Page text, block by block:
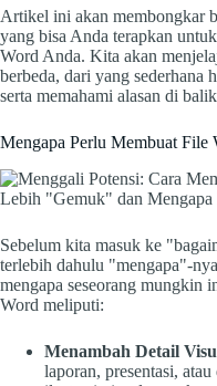
Artikel ini akan membongkar
yang bisa Anda terapkan
Word Anda. Kita akan
berbeda, dari yang sederhana
serta memahami alasan di
Mengapa Perlu Membuat File
Sebelum kita masuk ke
terlebih dahulu "mengapa"-
mengapa seseorang mungkin
Word meliputi:
Menambah Detail
laporan, presentasi,